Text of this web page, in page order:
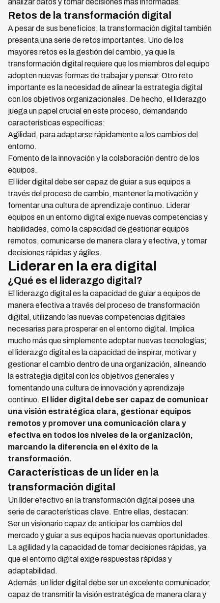
analizar datos y tomar decisiones más informadas.
Retos de la transformación digital
A pesar de sus beneficios, la transformación digital también
presenta una serie de retos importantes. Uno de los
mayores retos es la gestión del cambio, ya que la
transformación digital requiere que los miembros del equipo
adopten nuevas formas de trabajar y pensar. Otro reto
importante es la necesidad de alinear la estrategia digital
con los objetivos organizacionales. De hecho, el liderazgo
juega un papel crucial en este proceso, demandando
características específicas:
Agilidad, para adaptarse rápidamente a los cambios del
entorno.
Fomento de la innovación y la colaboración dentro de los
equipos.
El líder digital debe ser capaz de guiar a sus equipos a
través del proceso de cambio, mantener la motivación y
fomentar una cultura de aprendizaje continuo. Liderar
equipos en un entorno digital exige nuevas competencias y
habilidades, como la capacidad de gestionar equipos
remotos, comunicarse de manera clara y efectiva, y tomar
decisiones rápidas y ágiles.
Liderar en la era digital
¿Qué es el liderazgo digital?
El liderazgo digital es la capacidad de guiar a equipos de
manera efectiva a través del proceso de transformación
digital, utilizando las nuevas competencias digitales
necesarias para prosperar en el entorno digital. Implica
mucho más que simplemente adoptar nuevas tecnologías;
el liderazgo digital es la capacidad de inspirar, motivar y
gestionar el cambio dentro de una organización, alineando
la estrategia digital con los objetivos generales y
fomentando una cultura de innovación y aprendizaje
continuo. El líder digital debe ser capaz de comunicar
una visión estratégica clara, gestionar equipos
remotos y promover una comunicación clara y
efectiva en todos los niveles de la organización,
marcando la diferencia en el éxito de la
transformación.
Características de un líder en la
transformación digital
Un líder efectivo en la transformación digital posee una
serie de características clave. Entre ellas, destacan:
Ser un visionario capaz de anticipar los cambios del
mercado y guiar a sus equipos hacia nuevas oportunidades.
La agilidad y la capacidad de tomar decisiones rápidas, ya
que el entorno digital exige respuestas rápidas y
adaptabilidad.
Además, un líder digital debe ser un excelente comunicador,
capaz de transmitir la visión estratégica de manera clara y